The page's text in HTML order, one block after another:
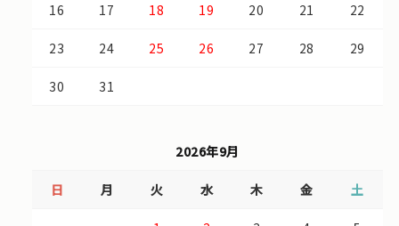
16 17 18 19 20 21 22
23 24 25 26 27 28 29
30 31
2026年9月
日 月 火 水 木 金 土